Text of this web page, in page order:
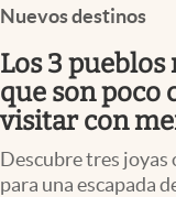
Pc y celular
Vida y estilo
Tv
Nuevos destinos
Los 3 pueblos
que son poco
visitar con
Descubre tres joyas
para una escapada